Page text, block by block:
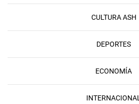
CULTURA ASH
DEPORTES
ECONOMÍA
INTERNACIONAL